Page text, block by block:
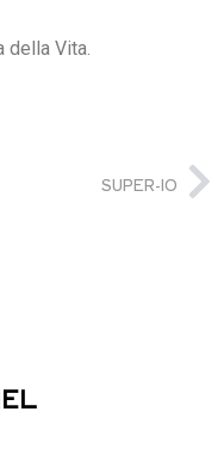
Vita.
SUPER-IO